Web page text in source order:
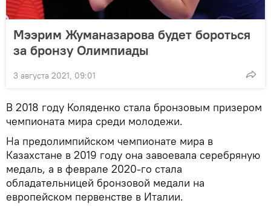
Мээрим Жуманазарова будет бороться
за бронзу Олимпиады
3 августа 2021, 09:01
В 2018 году Коляденко стала бронзовым призером
чемпионата мира среди молодежи.
На предолимпийском чемпионате мира в
Казахстане в 2019 году она завоевала серебряную
медаль, а в феврале 2020-го стала
обладательницей бронзовой медали на
европейском первенстве в Италии.